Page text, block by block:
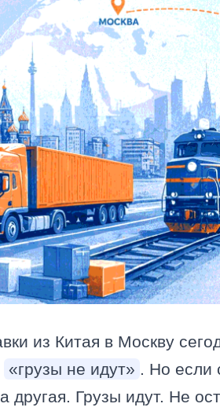
из Китая в Москву
«грузы не идут»
. Но
другая. Грузы идут. Не